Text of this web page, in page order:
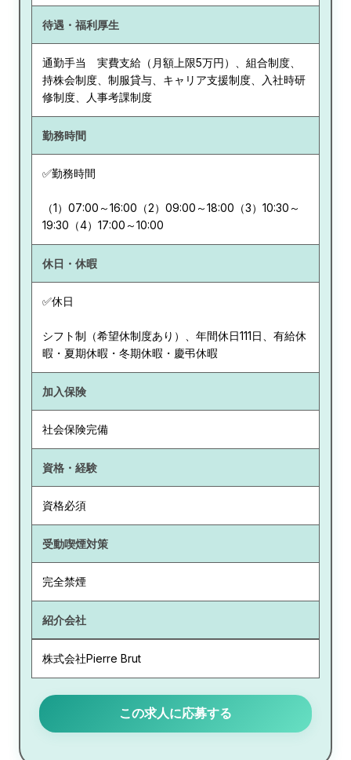
待遇・福利厚生
通勤手当 実費支給（月額上限5万円）、組合制度、
持株会制度、制服貸与、キャリア支援制度、入社時研
修制度、人事考課制度
勤務時間
✅勤務時間
（1）07:00～16:00（2）09:00～18:00（3）10:30～
19:30（4）17:00～10:00
休日・休暇
✅休日
シフト制（希望休制度あり）、年間休日111日、有給休
暇・夏期休暇・冬期休暇・慶弔休暇
加入保険
社会保険完備
資格・経験
資格必須
受動喫煙対策
完全禁煙
紹介会社
株式会社Pierre Brut
この求人に応募する